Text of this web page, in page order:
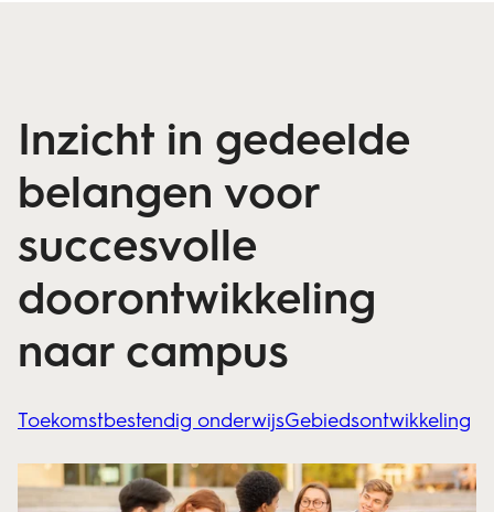
Inzicht in gedeelde
belangen voor
succesvolle
doorontwikkeling
naar campus
Toekomstbestendig onderwijsGebiedsontwikkeling